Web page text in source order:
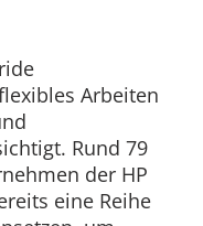
Arbeiten
Rund 79
der HP
eine Reihe